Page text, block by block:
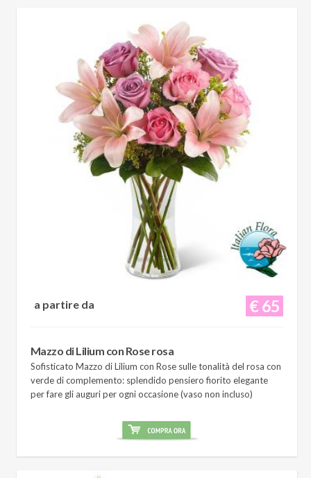
€ 65
a partire da
Mazzo di Lilium con Rose rosa
Sofisticato Mazzo di Lilium con Rose sulle tonalità del rosa con
verde di complemento: splendido pensiero fiorito elegante
per fare gli auguri per ogni occasione (vaso non incluso)